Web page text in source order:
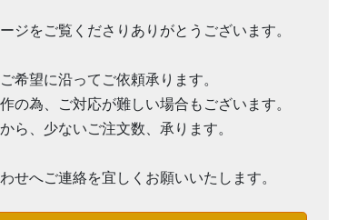
ジをご覧くださりありがとうございます。
希望に沿ってご依頼承ります。
の為、ご対応が難しい場合もございます。
ら、少ないご注文数、承ります。
せへご連絡を宜しくお願いいたします。